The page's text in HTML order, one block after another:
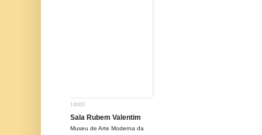
14h00
Sala Rubem Valentim
Museu de Arte Moderna da